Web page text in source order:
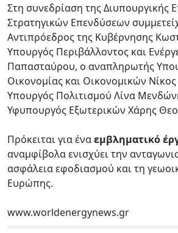
Στη συνεδρίαση της Διυπουργικής
Στρατηγικών Επενδύσεων
Αντιπρόεδρος της Κυβέρνησης
Υπουργός Περιβάλλοντος και
Παπασταύρου, ο αναπληρωτής
Οικονομίας και Οικονομικών
Υπουργός Πολιτισμού Λίνα
Υφυπουργός Εξωτερικών Χάρης
Πρόκειται για έναεμβληματικό
αναμφίβολα ενισχύει την
ασφάλεια εφοδιασμού και τη
Ευρώπης.
www.worldenergynews.gr